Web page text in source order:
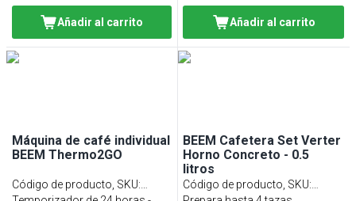
Añadir al carrito Añadir al carrito
Máquina de café individual
BEEM Thermo2GO
Código de producto, SKU:
BEEM Cafetera Set Verter
Horno Concreto - 0.5
litros
Código de producto, SKU: